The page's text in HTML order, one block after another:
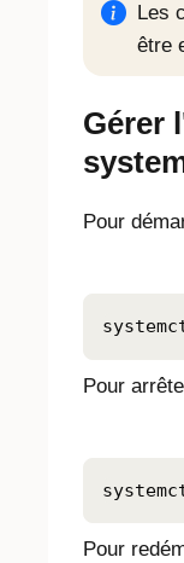
Les
être
Gérer
Pour
Pour
Pour